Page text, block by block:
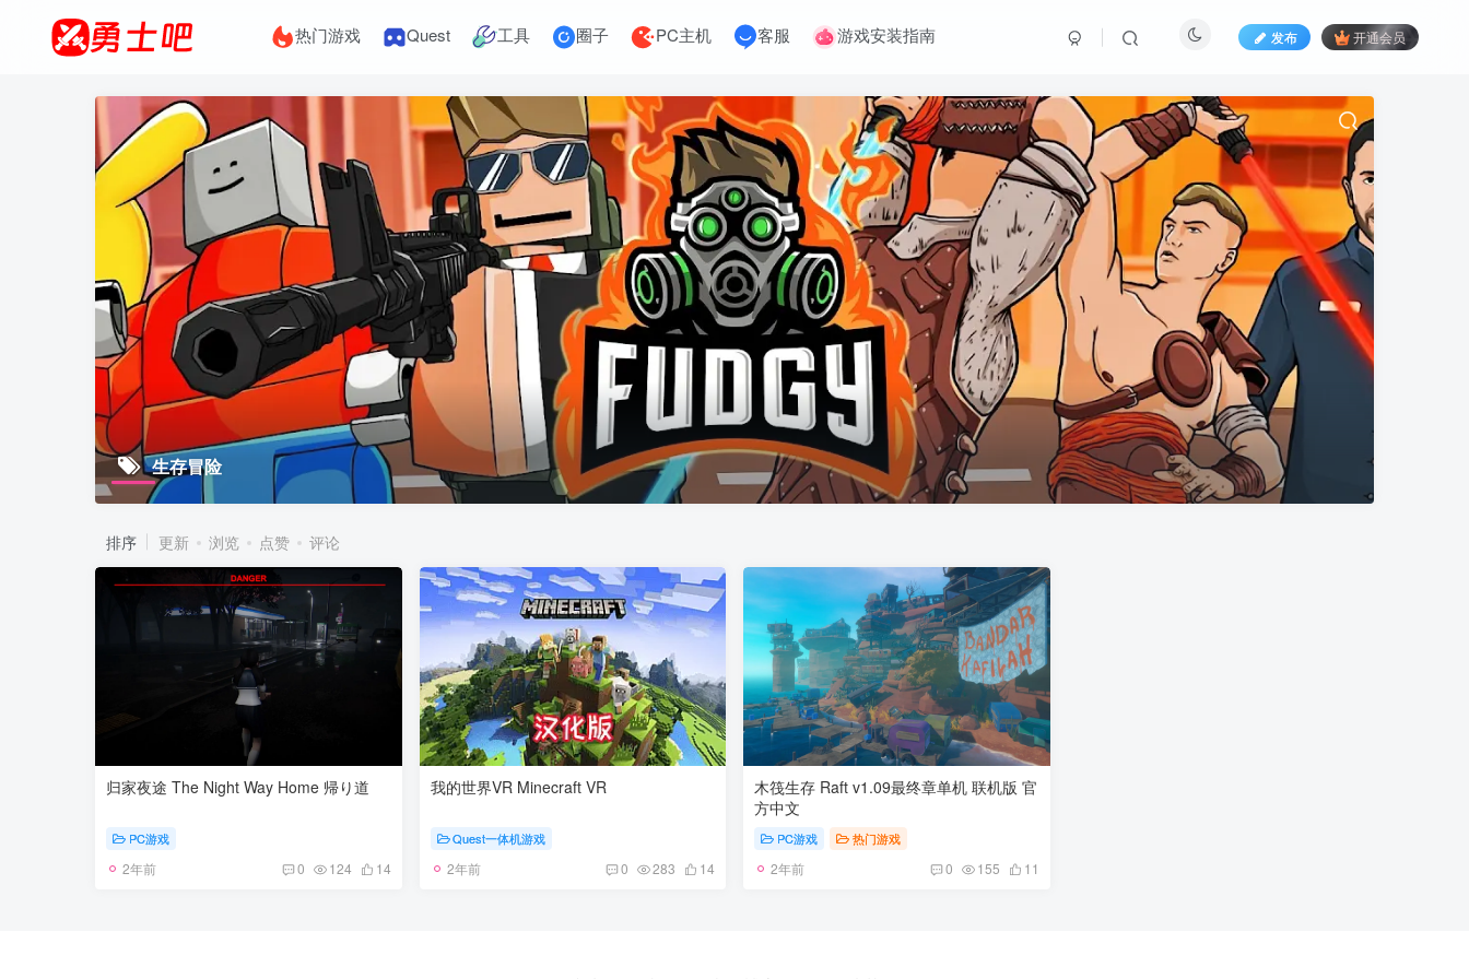
热门游戏 Quest 工具 圈子 PC主机 客服 游戏安装指南 发布 开通会员
生存冒险
排序 更新 浏览 点赞 评论
归家夜途 The Night Way Home 帰り道
PC游戏
2年前 0 124 14
我的世界VR Minecraft VR
Quest一体机游戏
2年前 0 283 14
木筏生存 Raft v1.09最终章单机 联机版 官
方中文
PC游戏 热门游戏
2年前 0 155 11